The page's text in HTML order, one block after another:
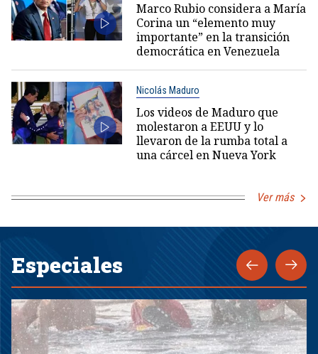
Marco Rubio considera a María
Corina un “elemento muy
importante” en la transición
democrática en Venezuela
Nicolás Maduro
Los videos de Maduro que
molestaron a EEUU y lo
llevaron de la rumba total a
una cárcel en Nueva York
Ver más
Especiales